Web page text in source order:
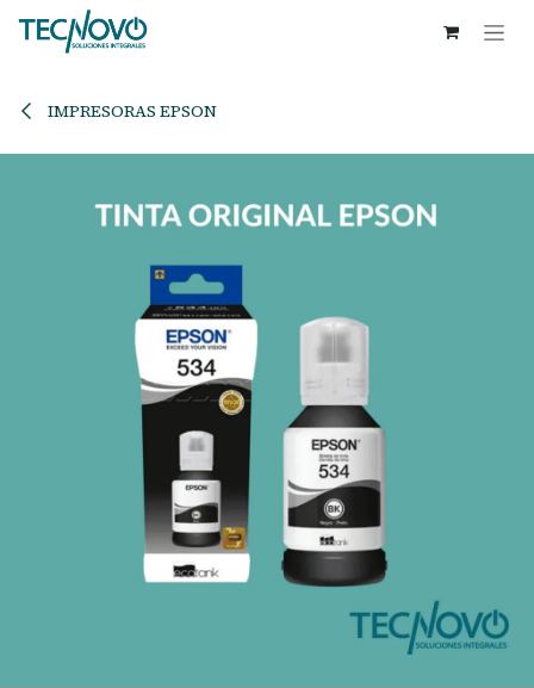
Ir al contenido
IMPRESORAS EPSON